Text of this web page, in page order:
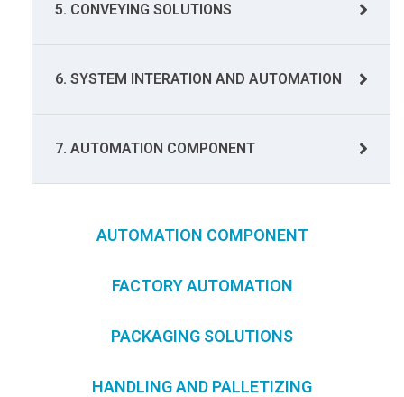
5. CONVEYING SOLUTIONS
6. SYSTEM INTERATION AND AUTOMATION
7. AUTOMATION COMPONENT
AUTOMATION COMPONENT
FACTORY AUTOMATION
PACKAGING SOLUTIONS
HANDLING AND PALLETIZING